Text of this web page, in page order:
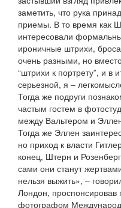
заметить, что рука
приемы. В то время как
интересовали
ироничные штрихи,
очень разными, но
“штрихи к портрету”, и в
серьезной, я –
Тогда же подруги
частым гостем в
между Вальтером и
Тогда же Эллен
но приход к власти
конец, Штерн и
сами они станут
нельзя выжить», –
Лондон, проспонсировав
фотографом